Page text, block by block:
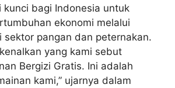
kunci bagi Indonesia untuk
ekonomi melalui
sektor pangan dan peternakan.
yang kami sebut
Bergizi Gratis. Ini adalah
kami,” ujarnya dalam